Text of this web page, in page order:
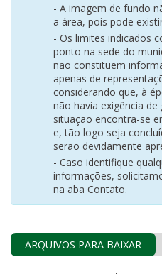
- A imagem de fundo
a área, pois pode
- Os limites indicados
ponto na sede do
não constituem
apenas de
considerando que, à
não havia exigência
situação encontra-se
e, tão logo seja
serão devidamente
- Caso identifique
informações,
na aba Contato.
ARQUIVOS PARA BAIXAR